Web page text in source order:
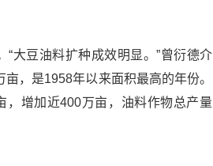
大豆油料扩种成效明显。”曾衍德介
，是1958年以来面积最高的年份。
，增加近400万亩，油料作物总产量